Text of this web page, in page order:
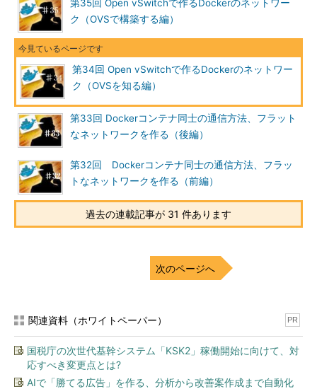
第35回 Open vSwitchで作るDockerのネットワー
ク（OVSで構築する編）
第34回 Open vSwitchで作るDockerのネットワー
ク（OVSを知る編）
第33回 Dockerコンテナ同士の通信方法、フラット
なネットワークを作る（後編）
第32回 Dockerコンテナ同士の通信方法、フラッ
トなネットワークを作る（前編）
過去の連載記事が 31 件あります
次のページへ
関連資料（ホワイトペーパー） PR
国税庁の次世代基幹システム「KSK2」稼働開始に向けて、対
応すべき変更点とは?
AIで「勝てる広告」を作る、分析から改善案作成まで自動化